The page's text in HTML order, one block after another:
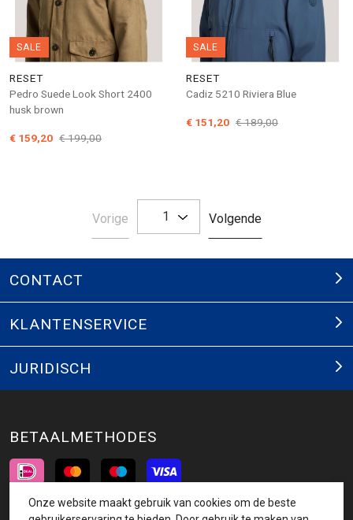
SALE
RESET
Pedro Suede Look Short 2400
husk brown
€ 199,00
€ 159,20
SALE
RESET
Cadiz 5210 Riviera Blue
€ 189,00
€ 151,20
VorigePagina1 VolgendePagina
CONTACT
KLANTENSERVICE
JURIDISCH
BETAALMETHODES
INSCHRIJVEN NIEUWSBRIEF
Onze website maakt gebruik van cookies om de beste